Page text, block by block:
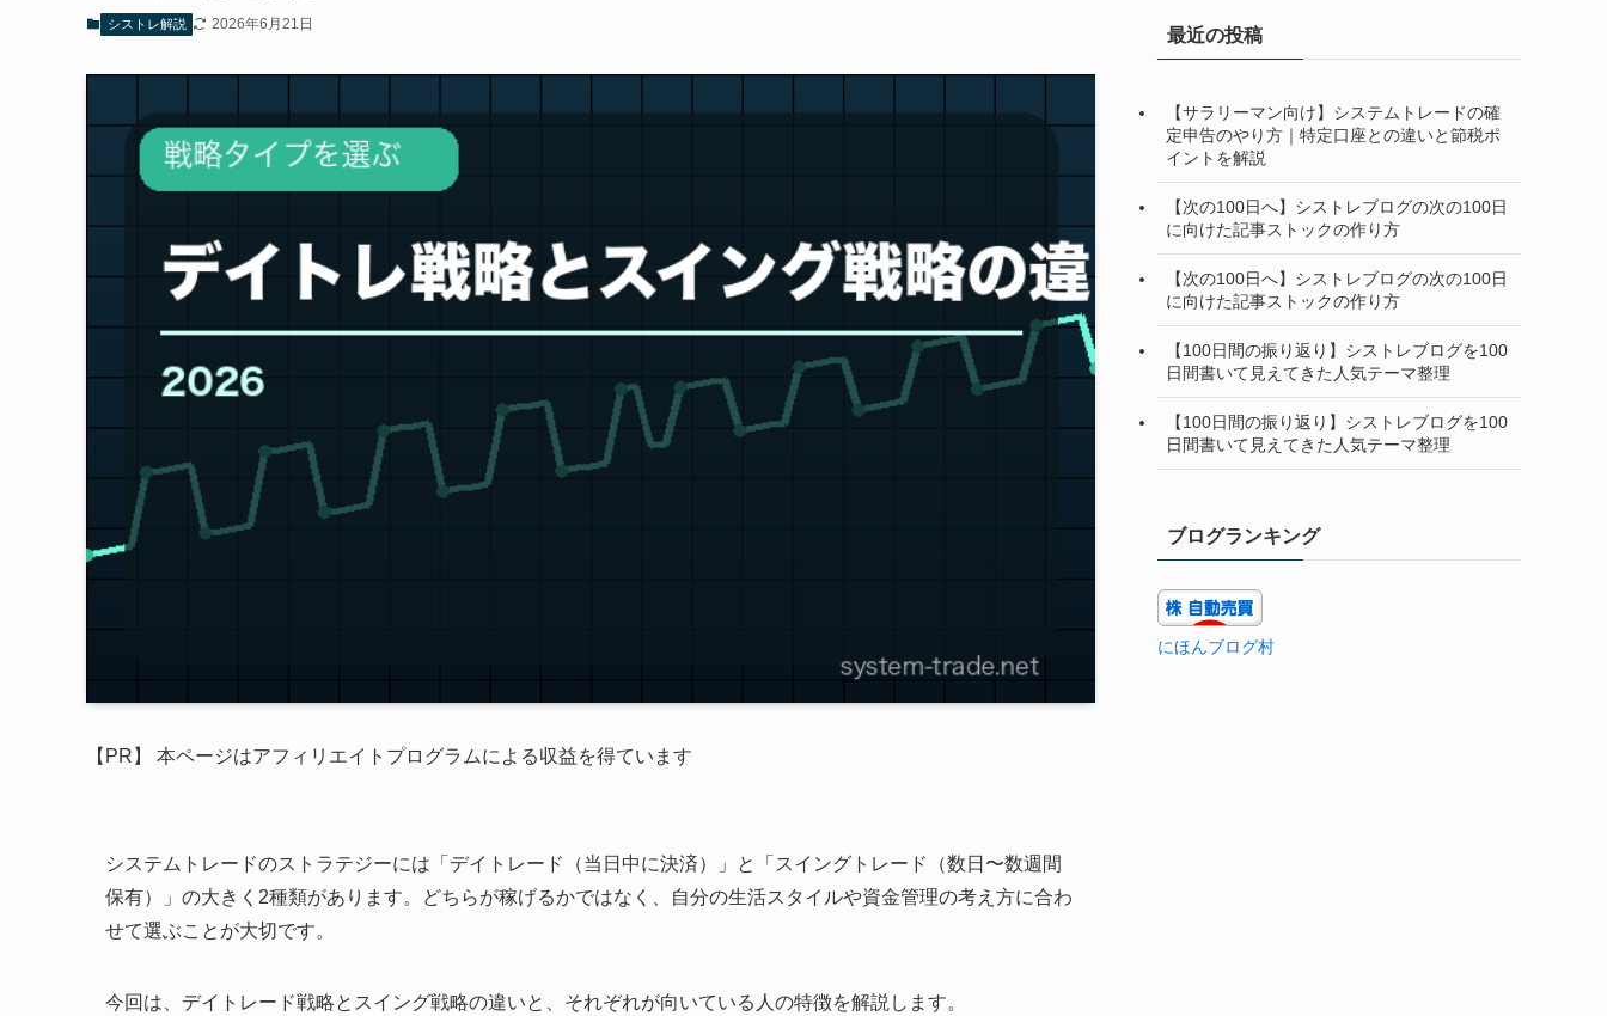
シストレ解説 2026年6月21日
【PR】 本ページはアフィリエイトプログラムによる収益を得ています
システムトレードのストラテジーには「デイトレード（当日中に決済）」と「スイングトレード（数日〜数週間
保有）」の大きく2種類があります。どちらが稼げるかではなく、自分の生活スタイルや資金管理の考え方に合わ
せて選ぶことが大切です。
今回は、デイトレード戦略とスイング戦略の違いと、それぞれが向いている人の特徴を解説します。
最近の投稿
【サラリーマン向け】システムトレードの確
定申告のやり方｜特定口座との違いと節税ポ
イントを解説
【次の100日へ】シストレブログの次の100日
に向けた記事ストックの作り方
【次の100日へ】シストレブログの次の100日
に向けた記事ストックの作り方
【100日間の振り返り】シストレブログを100
日間書いて見えてきた人気テーマ整理
【100日間の振り返り】シストレブログを100
日間書いて見えてきた人気テーマ整理
ブログランキング
にほんブログ村